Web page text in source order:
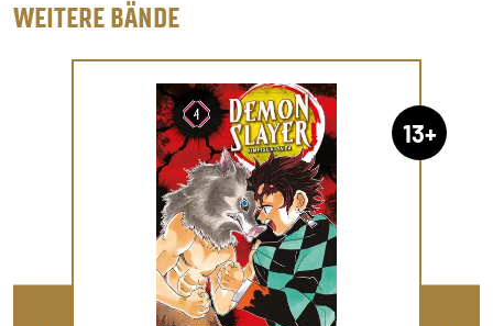
WEITERE BÄNDE
13+